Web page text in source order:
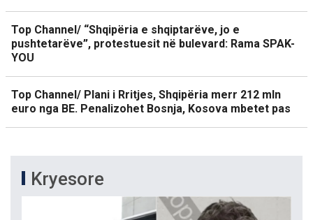
Top Channel/ “Shqipëria e shqiptarëve, jo e
pushtetarëve”, protestuesit në bulevard: Rama SPAK-
YOU
Top Channel/ Plani i Rritjes, Shqipëria merr 212 mln
euro nga BE. Penalizohet Bosnja, Kosova mbetet pas
Kryesore